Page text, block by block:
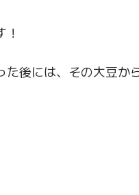
後には、その大豆